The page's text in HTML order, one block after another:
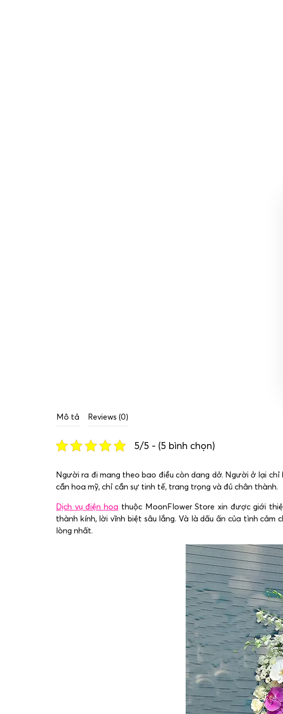
Mô tả Reviews (0)
5/5 - (5 bình chọn)
Người ra đi mang theo bao điều còn dang dở. Người ở lại
cần hoa mỹ, chỉ cần sự tinh tế, trang trọng và đủ chân thành.
Dịch vụ điện hoa thuộc MoonFlower Store xin được giới
thành kính, lời vĩnh biệt sâu lắng. Và là dấu ấn của tình
lòng nhất.